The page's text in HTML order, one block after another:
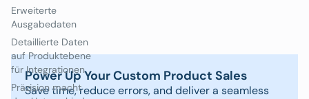
Erweiterte
Ausgabedaten
Detaillierte Daten
auf Produktebene
für Integrationen
Präzision macht
Power Up Your Custom Product Sales
Save time, reduce errors, and deliver a seamless